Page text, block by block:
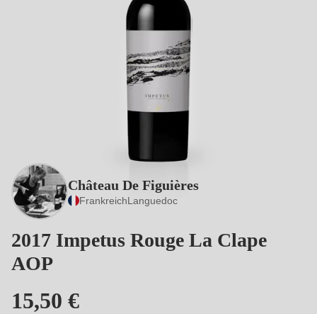
Château De Figuières
FrankreichLanguedoc
2017 Impetus Rouge La Clape
AOP
15,50 €